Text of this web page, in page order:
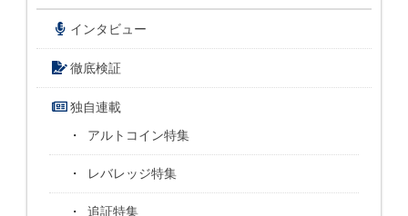
インタビュー
徹底検証
独自連載
アルトコイン特集
レバレッジ特集
追証特集